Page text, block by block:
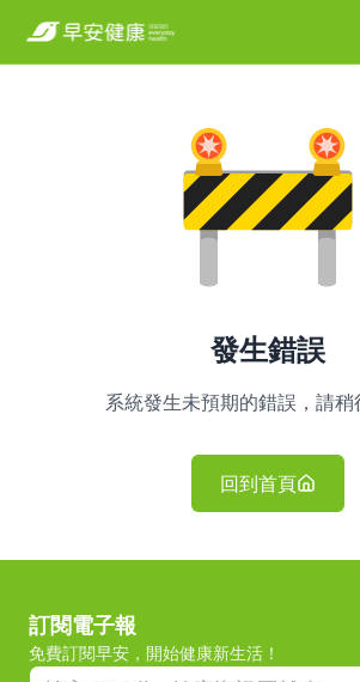
發生錯誤
系統發生未預期的錯誤，請稍
回到首頁
訂閱電子報
免費訂閱早安，開始健康新生活！